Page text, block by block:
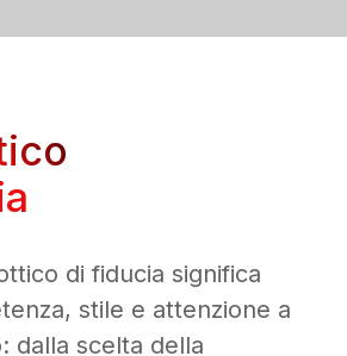
di fiducia significa
stile e attenzione a
dalla scelta della